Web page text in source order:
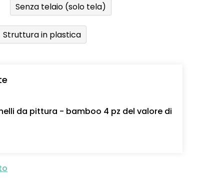
Senza telaio (solo tela)
Struttura in plastica
da pittura - bamboo 4 pz del valore di